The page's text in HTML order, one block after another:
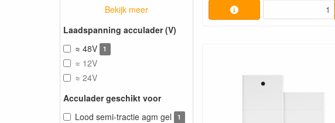
Bekijk meer
Laadspanning acculader (V)
≈ 48V
1
≈ 12V
≈ 24V
Acculader geschikt voor
Lood semi-tractie agm gel
1